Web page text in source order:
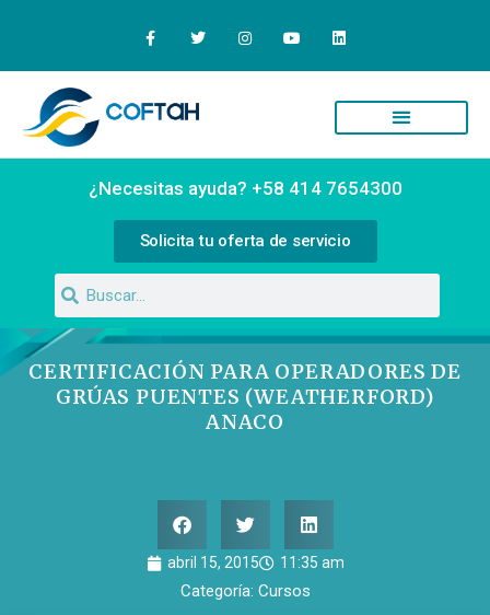
¿Necesitas ayuda? +58 414 7654300
Solicita tu oferta de servicio
CERTIFICACIÓN PARA OPERADORES DE
GRÚAS PUENTES (WEATHERFORD)
ANACO
abril 15, 2015 11:35 am
Categoría: Cursos